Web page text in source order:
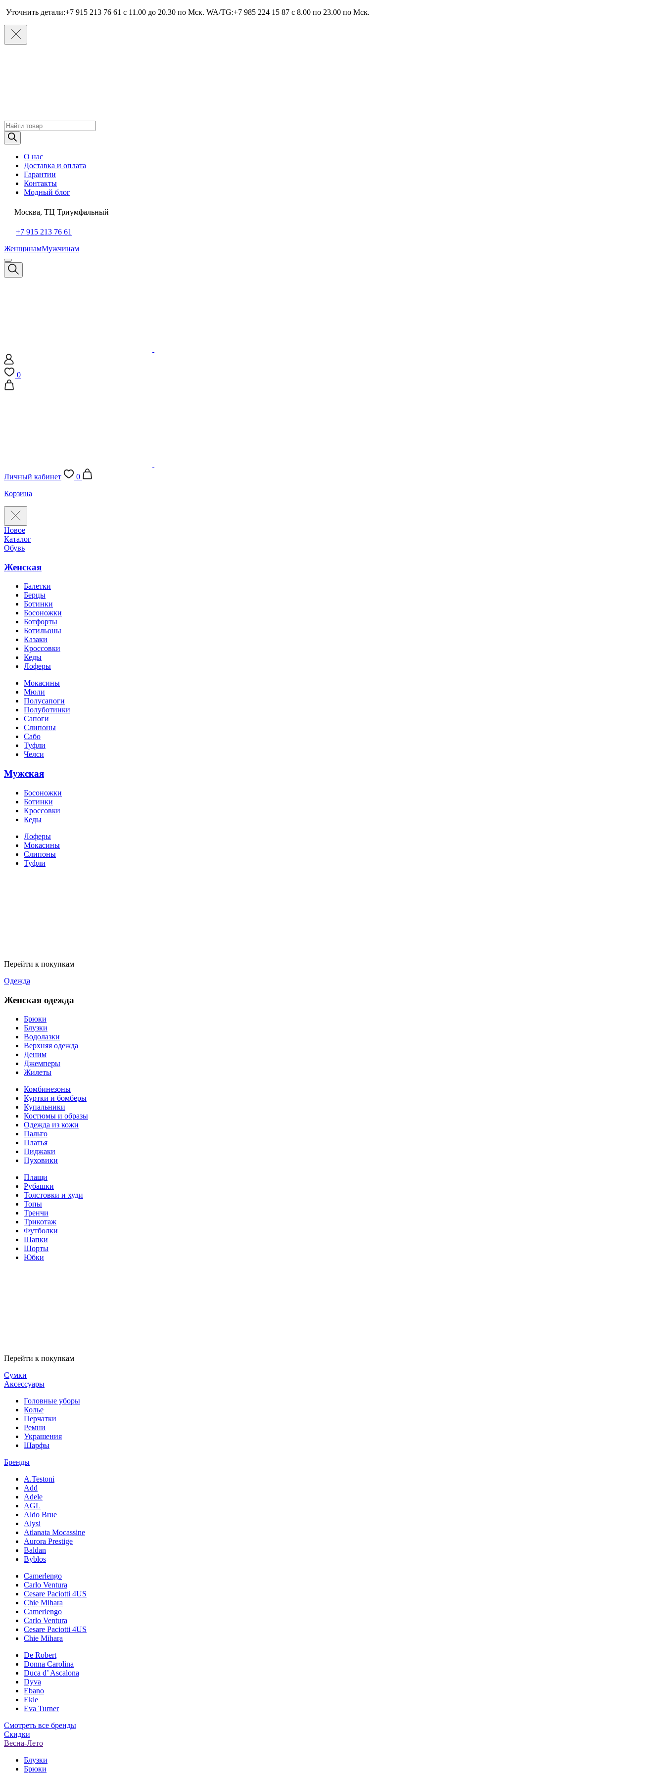
Уточнить детали:+7 915 213 76 61 c 11.00 до 20.30 по Мcк. WA/TG:+7 985 224 15 87 c 8.00 по 23.00 по Мcк.
Поиск
товаров
О нас
Доставка и оплата
Гарантии
Контакты
Модный блог
Москва, ТЦ Триумфальный
+7 915 213 76 61
ЖенщинамМужчинам
0
Личный кабинет
0
Корзина
Новое
Каталог
Обувь
Женская
Балетки
Берцы
Ботинки
Босоножки
Ботфорты
Ботильоны
Казаки
Кроссовки
Кеды
Лоферы
Мокасины
Мюли
Полусапоги
Полуботинки
Сапоги
Слипоны
Сабо
Туфли
Челси
Мужская
Босоножки
Ботинки
Кроссовки
Кеды
Лоферы
Мокасины
Слипоны
Туфли
Перейти к покупкам
Одежда
Женская одежда
Брюки
Блузки
Водолазки
Верхняя одежда
Деним
Джемперы
Жилеты
Комбинезоны
Куртки и бомберы
Купальники
Костюмы и образы
Одежда из кожи
Пальто
Платья
Пиджаки
Пуховики
Плащи
Рубашки
Толстовки и худи
Топы
Тренчи
Трикотаж
Футболки
Шапки
Шорты
Юбки
Перейти к покупкам
Сумки
Аксессуары
Головные уборы
Колье
Перчатки
Ремни
Украшения
Шарфы
Бренды
A.Testoni
Add
Adele
AGL
Aldo Brue
Alysi
Atlanata Mocassine
Aurora Prestige
Baldan
Byblos
Camerlengo
Carlo Ventura
Cesare Paciotti 4US
Chie Mihara
Camerlengo
Carlo Ventura
Cesare Paciotti 4US
Chie Mihara
De Robert
Donna Carolina
Duca d’ Ascalona
Dyva
Ebano
Ekle
Eva Turner
Смотреть все бренды
Скидки
Весна-Лето
Блузки
Брюки